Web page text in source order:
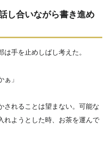
し合いながら書き進め
手を止めしばし考えた。
ぁ」
されることは望まない。可能な
れようとした時、お茶を運んで